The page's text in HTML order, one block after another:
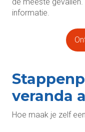
informatie.
veranda
Hoe maak je zelf een